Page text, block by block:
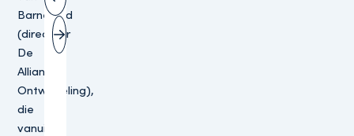
Barneveld
(directeur
De
Alliantie
Ontwikkeling),
die
vanuit
Vorige slide
Volgende slide